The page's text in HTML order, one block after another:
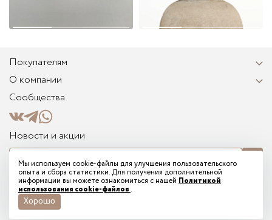
Покупателям
О компании
Сообщества
Новости и акции
Я соглашаюсь на получение информационных и рекламных сообщений от
TREGUBOV на указанный мной email и подтверждаю ознакомление с
электронным согласием на рассылку
Мы используем cookie-файлы для улучшения пользовательского
опыта и сбора статистики. Для получения дополнительной
информации вы можете ознакомиться с нашей Политикой
использования cookie-файлов .
Хорошо